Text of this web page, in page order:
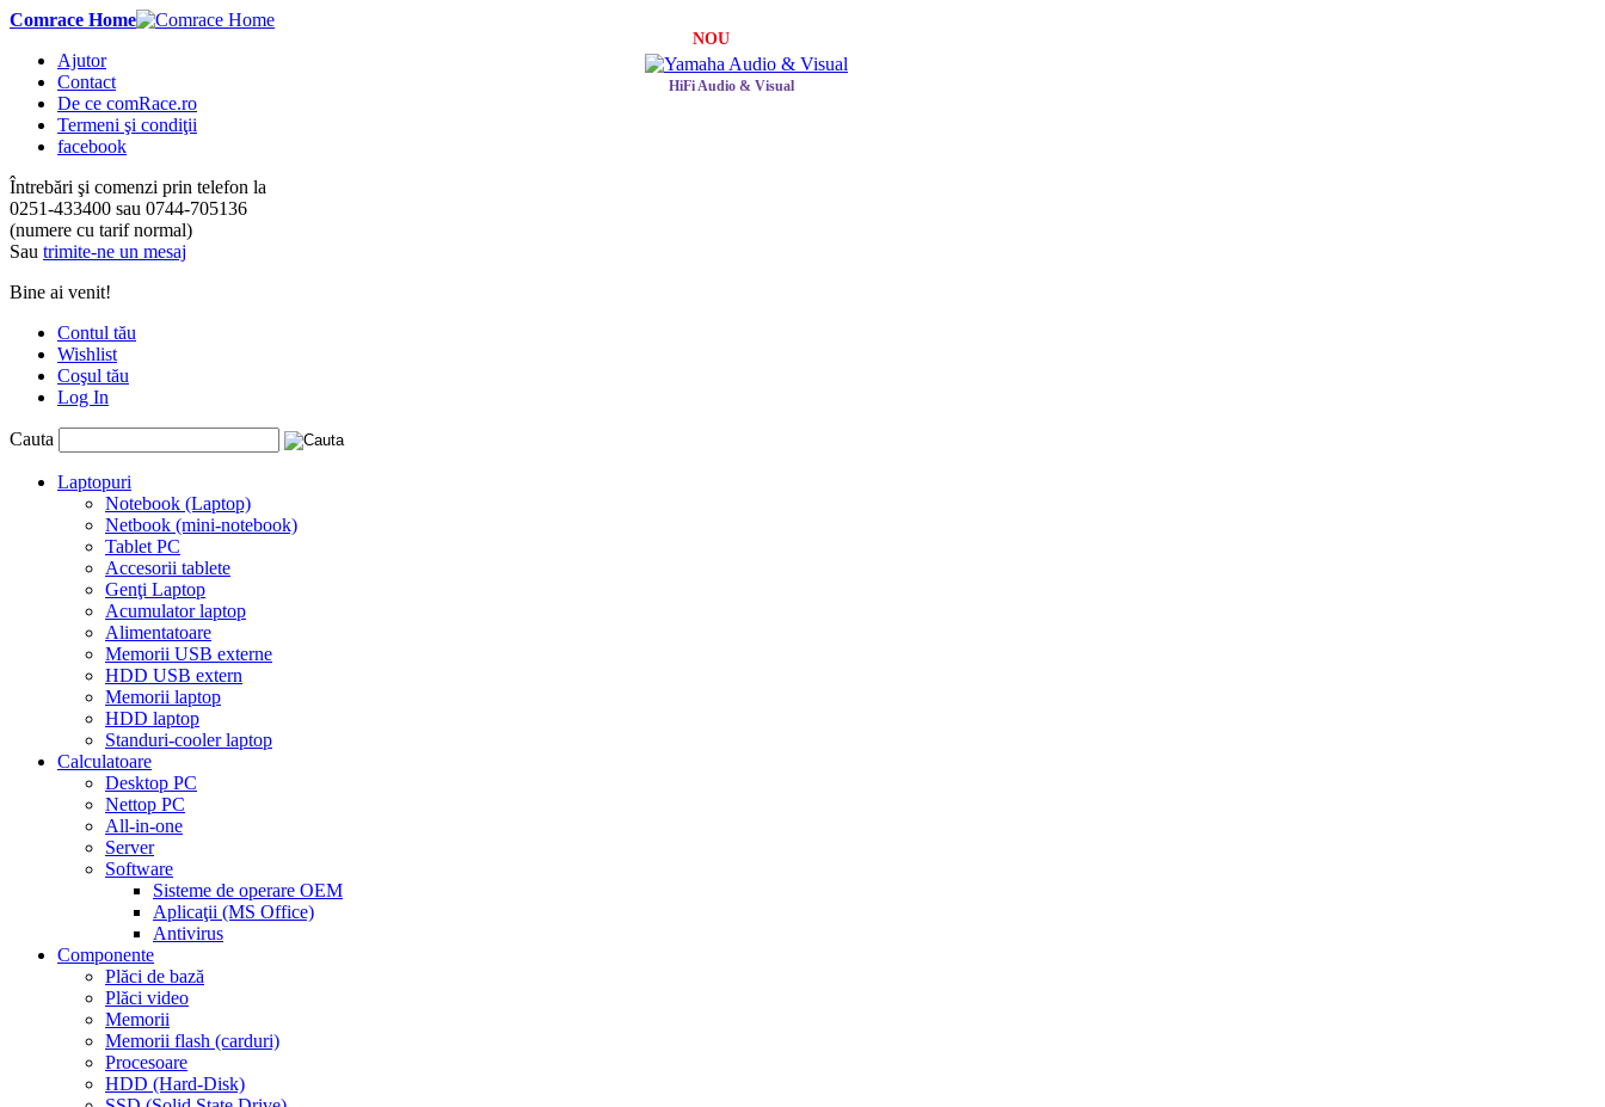
Comrace Home
Ajutor
Contact
De ce comRace.ro
Termeni şi condiţii
facebook
Întrebări şi comenzi prin telefon la
0251-433400 sau 0744-705136
(numere cu tarif normal)
Sau trimite-ne un mesaj
Bine ai venit!
Contul tău
Wishlist
Coşul tău
Log In
NOU
HiFi Audio & Visual
Cauta
Laptopuri
Notebook (Laptop)
Netbook (mini-notebook)
Tablet PC
Accesorii tablete
Genţi Laptop
Acumulator laptop
Alimentatoare
Memorii USB externe
HDD USB extern
Memorii laptop
HDD laptop
Standuri-cooler laptop
Calculatoare
Desktop PC
Nettop PC
All-in-one
Server
Software
Sisteme de operare OEM
Aplicaţii (MS Office)
Antivirus
Componente
Plăci de bază
Plăci video
Memorii
Memorii flash (carduri)
Procesoare
HDD (Hard-Disk)